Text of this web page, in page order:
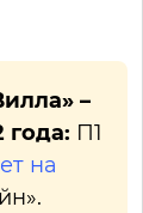
–
года: П1
на